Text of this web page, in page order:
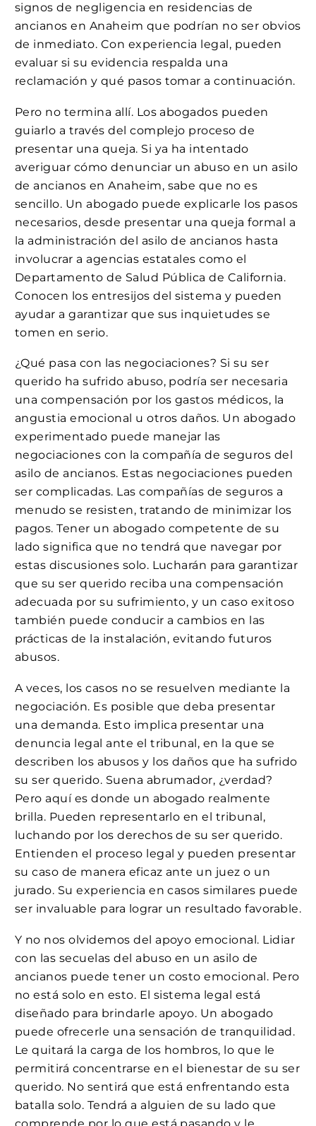
signos de negligencia en residencias de
ancianos en Anaheim que podrían no ser obvios
de inmediato. Con experiencia legal, pueden
evaluar si su evidencia respalda una
reclamación y qué pasos tomar a continuación.
Pero no termina allí. Los abogados pueden
guiarlo a través del complejo proceso de
presentar una queja. Si ya ha intentado
averiguar cómo denunciar un abuso en un asilo
de ancianos en Anaheim, sabe que no es
sencillo. Un abogado puede explicarle los pasos
necesarios, desde presentar una queja formal a
la administración del asilo de ancianos hasta
involucrar a agencias estatales como el
Departamento de Salud Pública de California.
Conocen los entresijos del sistema y pueden
ayudar a garantizar que sus inquietudes se
tomen en serio.
¿Qué pasa con las negociaciones? Si su ser
querido ha sufrido abuso, podría ser necesaria
una compensación por los gastos médicos, la
angustia emocional u otros daños. Un abogado
experimentado puede manejar las
negociaciones con la compañía de seguros del
asilo de ancianos. Estas negociaciones pueden
ser complicadas. Las compañías de seguros a
menudo se resisten, tratando de minimizar los
pagos. Tener un abogado competente de su
lado significa que no tendrá que navegar por
estas discusiones solo. Lucharán para garantizar
que su ser querido reciba una compensación
adecuada por su sufrimiento, y un caso exitoso
también puede conducir a cambios en las
prácticas de la instalación, evitando futuros
abusos.
A veces, los casos no se resuelven mediante la
negociación. Es posible que deba presentar
una demanda. Esto implica presentar una
denuncia legal ante el tribunal, en la que se
describen los abusos y los daños que ha sufrido
su ser querido. Suena abrumador, ¿verdad?
Pero aquí es donde un abogado realmente
brilla. Pueden representarlo en el tribunal,
luchando por los derechos de su ser querido.
Entienden el proceso legal y pueden presentar
su caso de manera eficaz ante un juez o un
jurado. Su experiencia en casos similares puede
ser invaluable para lograr un resultado favorable.
Y no nos olvidemos del apoyo emocional. Lidiar
con las secuelas del abuso en un asilo de
ancianos puede tener un costo emocional. Pero
no está solo en esto. El sistema legal está
diseñado para brindarle apoyo. Un abogado
puede ofrecerle una sensación de tranquilidad.
Le quitará la carga de los hombros, lo que le
permitirá concentrarse en el bienestar de su ser
querido. No sentirá que está enfrentando esta
batalla solo. Tendrá a alguien de su lado que
comprende por lo que está pasando y le